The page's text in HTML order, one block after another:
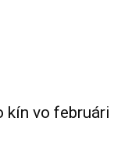
kín vo februári